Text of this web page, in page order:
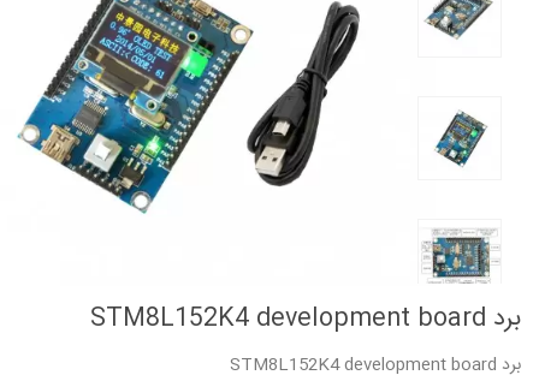
برد STM8L152K4 development board
برد STM8L152K4 development board